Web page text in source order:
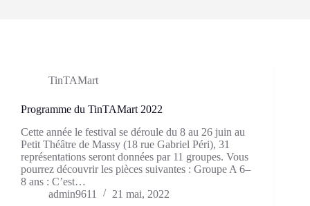
TinTAMart
Programme du TinTAMart 2022
Cette année le festival se déroule du 8 au 26 juin au
Petit Théâtre de Massy (18 rue Gabriel Péri), 31
représentations seront données par 11 groupes. Vous
pourrez découvrir les pièces suivantes : Groupe A 6–
8 ans : C’est…
admin9611
21 mai, 2022